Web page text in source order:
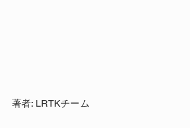
著者: LRTKチーム